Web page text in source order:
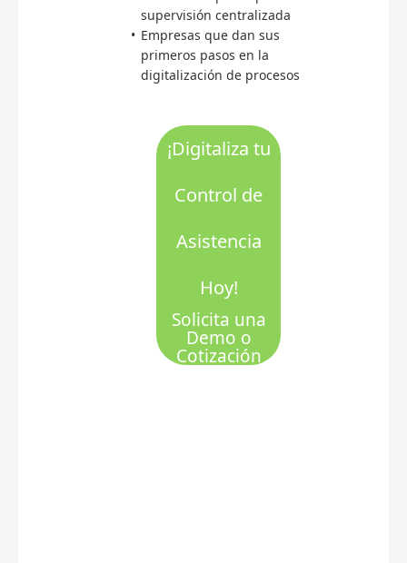
supervisión centralizada
Empresas que dan sus
primeros pasos en la
digitalización de procesos
¡Digitaliza tu
Control de
Asistencia
Hoy!
Solicita una
Demo o
Cotización